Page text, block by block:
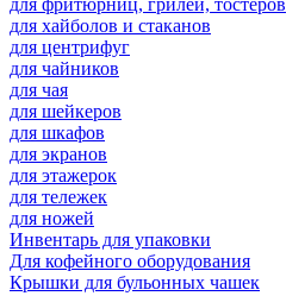
для фритюрниц, грилей, тостеров
для хайболов и стаканов
для центрифуг
для чайников
для чая
для шейкеров
для шкафов
для экранов
для этажерок
для тележек
для ножей
Инвентарь для упаковки
Для кофейного оборудования
Крышки для бульонных чашек